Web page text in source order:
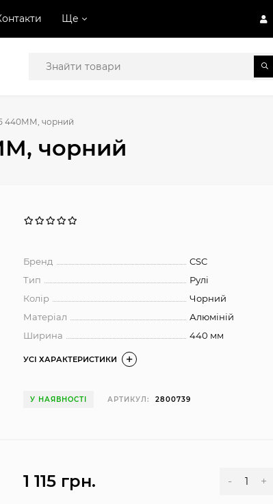
Ще
440ММ, чорний
чорний
Бренд
CSC
Тип
Рулі
Колір
Чорний
Матеріал
Алюміній
Ширина
440 мм
УСІ ХАРАКТЕРИСТИКИ
У НАЯВНОСТІ АРТИКУЛ: 2800739
1 115 грн. - +